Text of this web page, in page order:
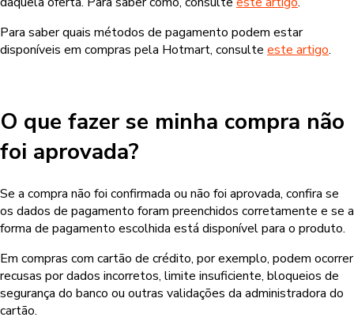
Para saber quais métodos de pagamento podem estar
disponíveis em compras pela Hotmart, consulte este artigo.
O que fazer se minha compra não
foi aprovada?
Se a compra não foi confirmada ou não foi aprovada, confira se
os dados de pagamento foram preenchidos corretamente e se a
forma de pagamento escolhida está disponível para o produto.
Em compras com cartão de crédito, por exemplo, podem ocorrer
recusas por dados incorretos, limite insuficiente, bloqueios de
segurança do banco ou outras validações da administradora do
cartão.